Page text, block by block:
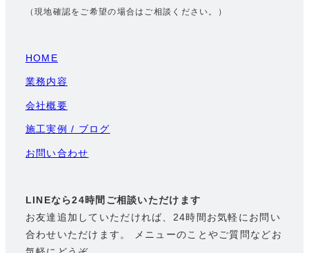
（現地確認をご希望の場合はご相談ください。）
HOME
業務内容
会社概要
施工実例 / ブログ
お問い合わせ
LINEなら24時間ご相談いただけます
お友達追加していただければ、24時間お気軽にお問い
合わせいただけます。 メニューのことやご質問などお